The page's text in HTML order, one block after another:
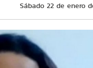
Sábado 22 de enero